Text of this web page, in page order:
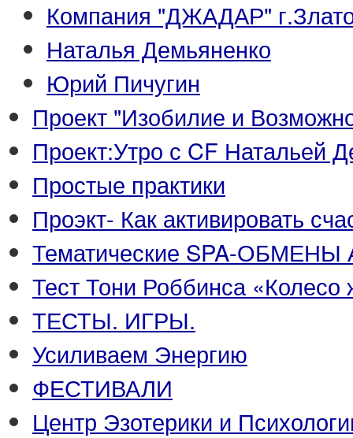
Компания "ДЖАДАР"
Наталья Демьяненко
Юрий Пичугин
Проект "Изобилие и
Проект:Утро с CF Натальей
Простые практики
Проэкт- Как активировать
Тематические SPA-ОБМЕНЫ
Тест Тони Роббинса «Колесо
ТЕСТЫ. ИГРЫ.
Усиливаем Энергию
ФЕСТИВАЛИ
Центр Эзотерики и